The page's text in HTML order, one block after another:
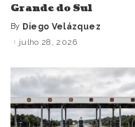
Grande do Sul
Posted
by
By Diego Velázquez
julho 28, 2026